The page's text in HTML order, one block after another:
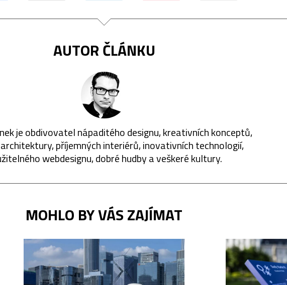
AUTOR ČLÁNKU
je obdivovatel nápaditého designu, kreativních konceptů,
příjemných interiérů, inovativních technologií,
webdesignu, dobré hudby a veškeré kultury.
MOHLO BY VÁS ZAJÍMAT